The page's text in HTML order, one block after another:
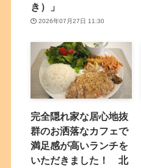
き）」
2026年07月27日 11:30
完全隠れ家な居心地抜
群のお洒落なカフェで
満足感が高いランチを
いただきました！ 北